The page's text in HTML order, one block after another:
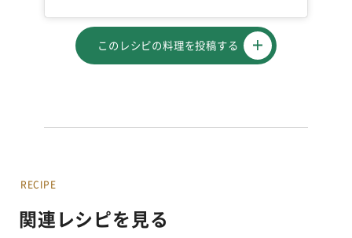
このレシピの料理を投稿する
RECIPE
関連レシピを見る